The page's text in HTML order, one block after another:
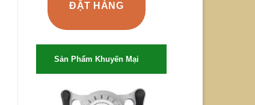
ĐẶT HÀNG
Sản Phẩm Khuyến Mại